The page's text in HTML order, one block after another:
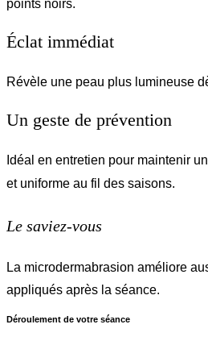
points noirs.
Éclat immédiat
Révèle une peau plus lumineuse
Un geste de prévention
Idéal en entretien pour maintenir
et uniforme au fil des saisons.
Le saviez-vous
La microdermabrasion améliore
appliqués après la séance.
Déroulement de votre séance